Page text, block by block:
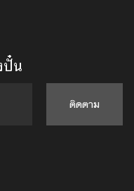
น
ติดตาม